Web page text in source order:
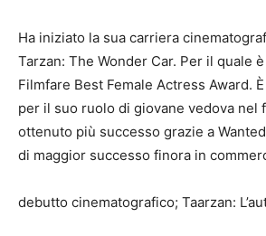
Ha iniziato la sua carriera
Tarzan: The Wonder Car. Per il quale
Filmfare Best Female Actress Award.
per il suo ruolo di giovane vedova nel
ottenuto più successo grazie a
di maggior successo finora in
debutto cinematografico; Taarzan: